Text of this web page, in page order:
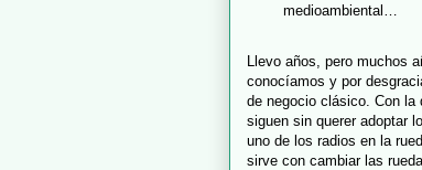
medioambiental…
Llevo años, pero muchos
conocíamos y por
de negocio clásico. Con la
siguen sin querer adoptar
uno de los radios en la
sirve con cambiar las